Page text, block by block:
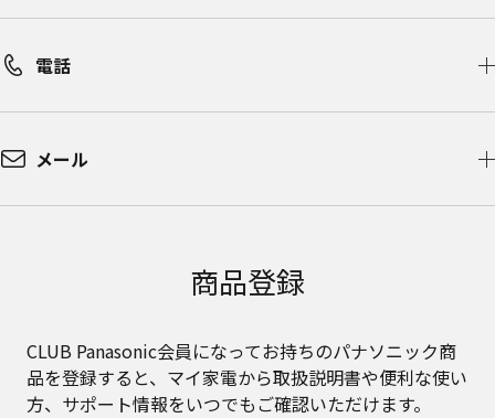
電話
メール
商品登録
CLUB Panasonic会員になってお持ちのパナソニック商
品を登録すると、マイ家電から取扱説明書や便利な使い
方、サポート情報をいつでもご確認いただけます。